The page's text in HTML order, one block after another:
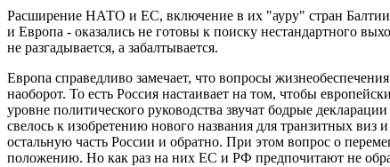
Расширение НАТО и ЕС, включение в их "ауру" стран
и Европа - оказались не готовы к поиску нестандартного
не разгадывается, а забалтывается.
Европа справедливо замечает, что вопросы
наоборот. То есть Россия настаивает на том, чтобы
уровне политического руководства звучат бодрые
свелось к изобретению нового названия для транзитных
остальную часть России и обратно. При этом вопрос о
положению. Но как раз на них ЕС и РФ предпочитают не